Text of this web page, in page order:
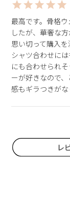
最高です。骨格
したが、華奢な
思い切って購入
シャツ合わせに
にも合わせられ
ーが好きなので
感もギラつきがな